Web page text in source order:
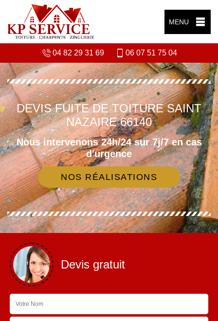
MENU
04 82 29 31 69 06 07 51 75 04
DEVIS FUITE DE TOITURE SAINT
NAZAIRE 66140
Nous intervenons 24h/24 sur 7j/7 en cas
d'urgence
NOS RÉALISATIONS
Devis gratuit